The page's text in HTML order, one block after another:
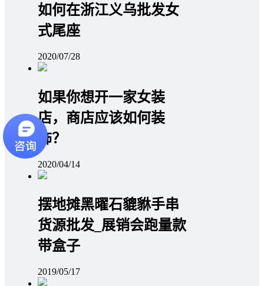
如何在浙江义乌批发女
式尾座
2020/07/28
如果你想开一家女装
店，商店应该如何装
饰？
2020/04/14
摆地摊黑曜石貔貅手串
货源批发_展销会跑量款
带盒子
2019/05/17